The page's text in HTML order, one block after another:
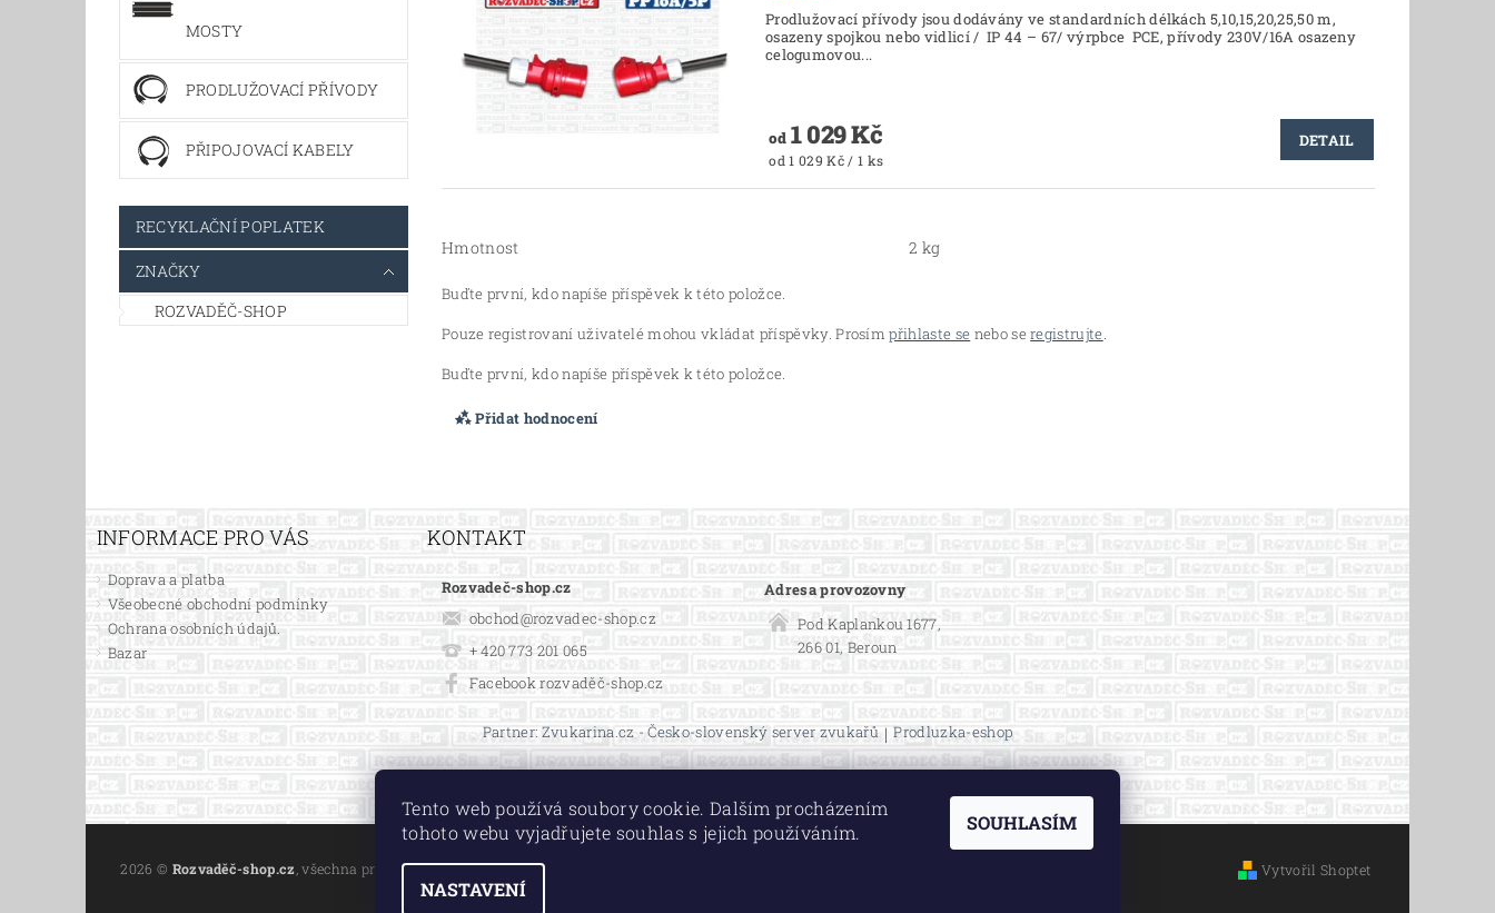
MOSTY
PRODLUŽOVACÍ PŘÍVODY
PŘIPOJOVACÍ KABELY
RECYKLAČNÍ POPLATEK
ZNAČKY
ROZVADĚČ-SHOP
Prodlužovací přívody jsou dodávány ve standardních délkách 5,10,15,20,25,50 m,
osazeny spojkou nebo vidlicí / IP 44 – 67/ výrpbce PCE, přívody 230V/16A osazeny
celogumovou...
od1 029 Kč
od 1 029 Kč / 1 ks
DETAIL
Hmotnost 2 kg
Buďte první, kdo napíše příspěvek k této položce.
Pouze registrovaní uživatelé mohou vkládat příspěvky. Prosímpřihlaste se nebo seregistrujte.
Buďte první, kdo napíše příspěvek k této položce.
Přidat hodnocení
INFORMACE PRO VÁS
Doprava a platba
Všeobecné obchodní podmínky
Ochrana osobních údajů.
Bazar
KONTAKT
Rozvadeč-shop.cz
obchod@rozvadec-shop.cz
+ 420 773 201 065
Facebook rozvaděč-shop.cz
Adresa provozovny
Pod Kaplankou 1677,
266 01, Beroun
Partner: Zvukarina.cz - Česko-slovenský server zvukařů | Prodluzka-eshop
2026 © Rozvaděč-shop.cz, všechna práva vyhrazena Vytvořil Shoptet
Tento web používá soubory cookie. Dalším procházením
tohoto webu vyjadřujete souhlas s jejich používáním.
NASTAVENÍ
SOUHLASÍM